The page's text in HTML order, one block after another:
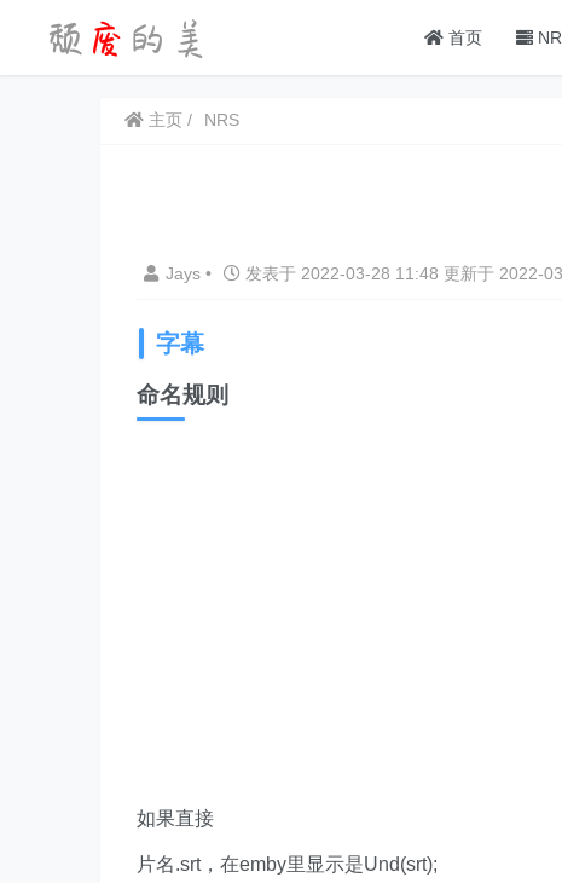
首页
主页 NRS
Jays • 发表于 2022-03-28 11:48 更新于 2022-
字幕
命名规则
如果直接
片名.srt，在emby里显示是Und(srt);